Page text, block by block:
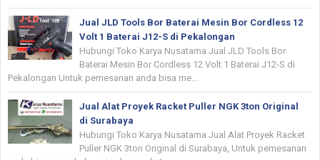
Jual JLD Tools Bor Baterai Mesin Bor Cordless 12
Volt 1 Baterai J12-S di Pekalongan
Hubungi Toko Karya Nusatama Jual JLD Tools Bor
Baterai Mesin Bor Cordless 12 Volt 1 Baterai J12-S di
Pekalongan Untuk pemesanan anda bisa me...
Jual Alat Proyek Racket Puller NGK 3ton Original
di Surabaya
Hubungi Toko Karya Nusatama Jual Alat Proyek Racket
Puller NGK 3ton Original di Surabaya, Untuk pemesanan